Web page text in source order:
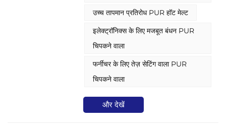
सामग्री, पैकेजिंग और मुद्रण, और अन्य क्षेत्रों में
कुशल, पर्यावरण के अनुकूल और विश्वसनीय बंधन
समाधान प्रदान करता है।
उच्च तापमान प्रतिरोध PUR हॉट मेल्ट
इलेक्ट्रॉनिक्स के लिए मजबूत बंधन PUR
चिपकने वाला
फर्नीचर के लिए तेज़ सेटिंग वाला PUR
चिपकने वाला
और देखें